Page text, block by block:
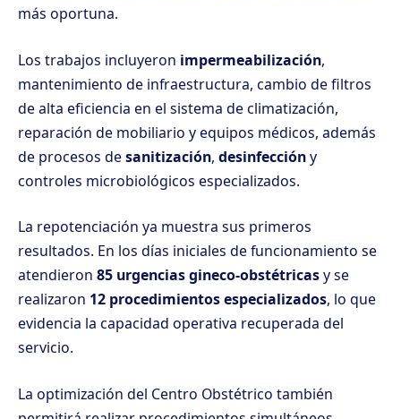
más oportuna.
Los trabajos incluyeron impermeabilización,
mantenimiento de infraestructura, cambio de filtros
de alta eficiencia en el sistema de climatización,
reparación de mobiliario y equipos médicos, además
de procesos desanitización, desinfeccióny
controles microbiológicos especializados.
La repotenciación ya muestra sus primeros
resultados. En los días iniciales de funcionamiento se
atendieron 85 urgencias gineco-obstétricasy se
realizaron 12 procedimientos especializados, lo que
evidencia la capacidad operativa recuperada del
servicio.
La optimización del Centro Obstétrico también